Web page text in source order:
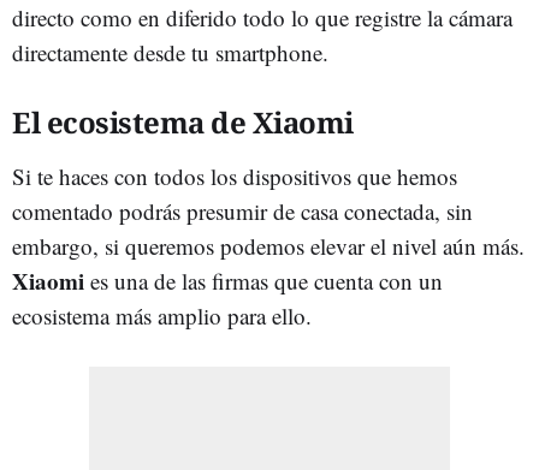
directo como en diferido todo lo que registre la cámara
directamente desde tu smartphone.
El ecosistema de Xiaomi
Si te haces con todos los dispositivos que hemos
comentado podrás presumir de casa conectada, sin
embargo, si queremos podemos elevar el nivel aún más.
Xiaomi es una de las firmas que cuenta con un
ecosistema más amplio para ello.